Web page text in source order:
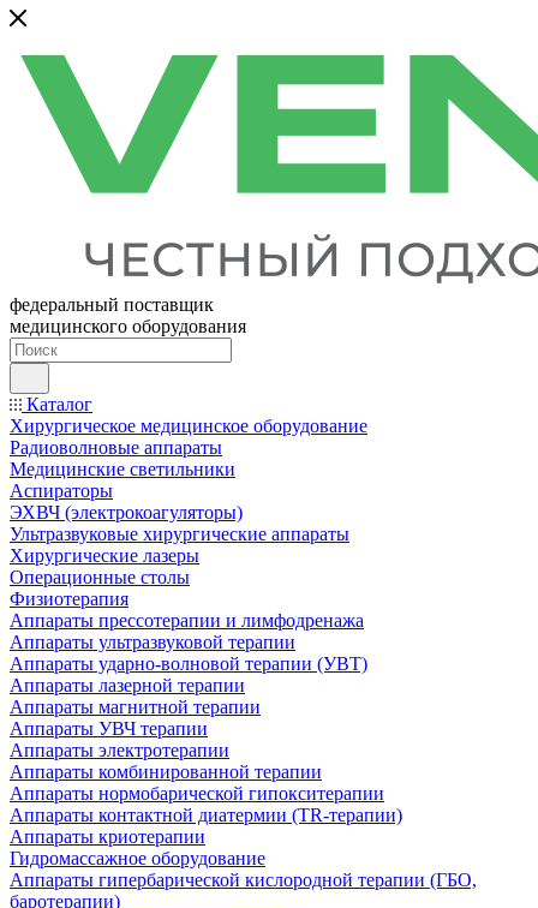
федеральный поставщик
медицинского оборудования
Каталог
Хирургическое медицинское оборудование
Радиоволновые аппараты
Медицинские светильники
Аспираторы
ЭХВЧ (электрокоагуляторы)
Ультразвуковые хирургические аппараты
Хирургические лазеры
Операционные столы
Физиотерапия
Аппараты прессотерапии и лимфодренажа
Аппараты ультразвуковой терапии
Аппараты ударно-волновой терапии (УВТ)
Аппараты лазерной терапии
Аппараты магнитной терапии
Аппараты УВЧ терапии
Аппараты электротерапии
Аппараты комбинированной терапии
Аппараты нормобарической гипокситерапии
Аппараты контактной диатермии (TR-терапии)
Аппараты криотерапии
Гидромассажное оборудование
Аппараты гипербарической кислородной терапии (ГБО,
баротерапии)